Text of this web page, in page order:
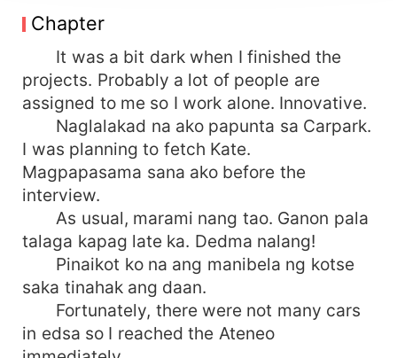
Chapter
It was a bit dark when I finished the
projects. Probably a lot of people are
assigned to me so I work alone. Innovative.
Naglalakad na ako papunta sa Carpark.
I was planning to fetch Kate.
Magpapasama sana ako before the
interview.
As usual, marami nang tao. Ganon pala
talaga kapag late ka. Dedma nalang!
Pinaikot ko na ang manibela ng kotse
saka tinahak ang daan.
Fortunately, there were not many cars
in edsa so I reached the Ateneo